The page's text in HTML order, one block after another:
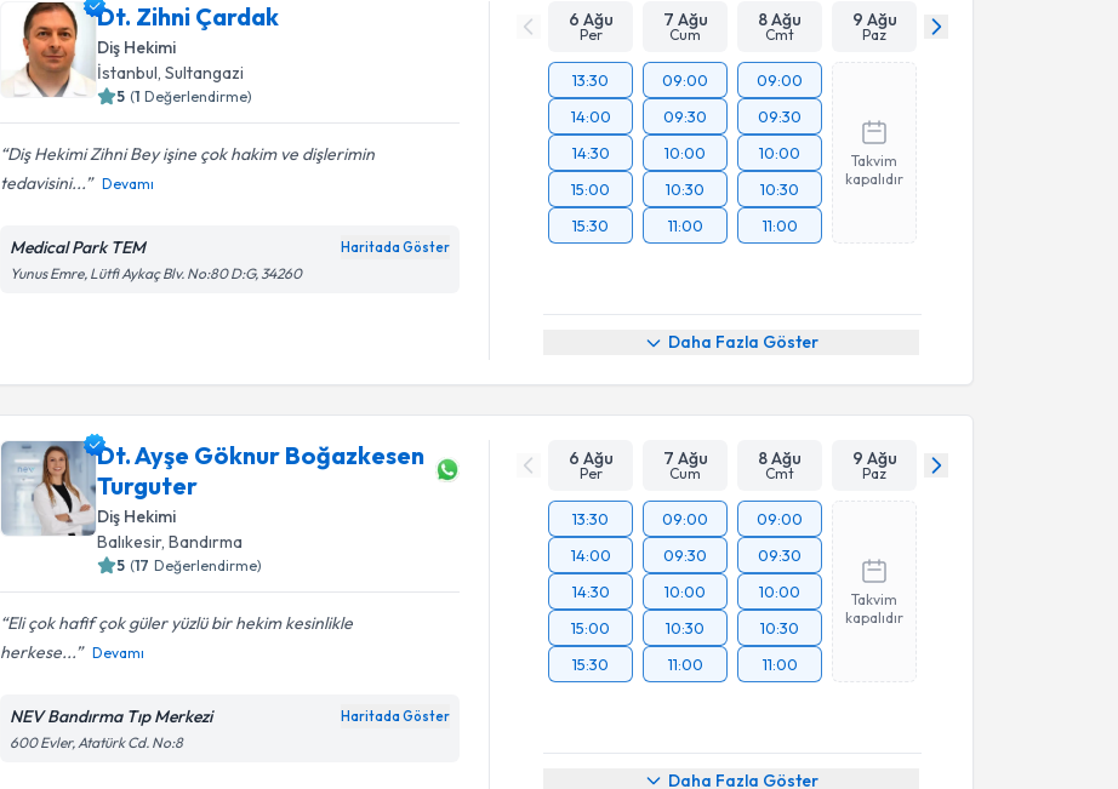
Dt. Zihni Çardak
Diş Hekimi
İstanbul, Sultangazi
5 (1 Değerlendirme)
Diş Hekimi Zihni Bey işine çok hakim ve dişlerimin
tedavisini...
Devamı
Medical Park TEM Haritada Göster
Yunus Emre, Lütfi Aykaç Blv. No:80 D:G, 34260
6 Ağu
Per
7 Ağu
Cum
8 Ağu
Cmt
9 Ağu
Paz
13:30
14:00
14:30
15:00
15:30
09:00
09:30
10:00
10:30
11:00
09:00
09:30
10:00
10:30
11:00
Takvim
kapalıdır
Daha Fazla Göster
Dt. Ayşe Göknur Boğazkesen
Turguter
Diş Hekimi
Balıkesir, Bandırma
5 (17 Değerlendirme)
Eli çok hafif çok güler yüzlü bir hekim kesinlikle
herkese...
Devamı
NEV Bandırma Tıp Merkezi Haritada Göster
600 Evler, Atatürk Cd. No:8
6 Ağu
Per
7 Ağu
Cum
8 Ağu
Cmt
9 Ağu
Paz
13:30
14:00
14:30
15:00
15:30
09:00
09:30
10:00
10:30
11:00
09:00
09:30
10:00
10:30
11:00
Takvim
kapalıdır
Daha Fazla Göster